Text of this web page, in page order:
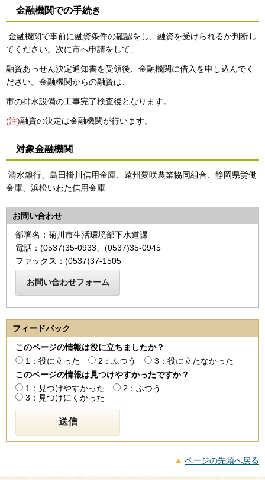
金融機関での手続き
金融機関で事前に融資条件の確認をし、融資を受けられるか判断し
てください。次に市へ申請をして、
融資あっせん決定通知書を受領後、金融機関に借入を申し込んでく
ださい。金融機関からの融資は、
市の排水設備の工事完了検査後となります。
(注)融資の決定は金融機関が行います。
対象金融機関
清水銀行、島田掛川信用金庫、遠州夢咲農業協同組合、静岡県労働
金庫、浜松いわた信用金庫
お問い合わせ
部署名：菊川市生活環境部下水道課
電話：(0537)35-0933、(0537)35-0945
ファックス：(0537)37-1505
フィードバック
このページの情報は役に立ちましたか？
1：役に立った
2：ふつう
3：役に立たなかった
このページの情報は見つけやすかったですか？
1：見つけやすかった
2：ふつう
3：見つけにくかった
ページの先頭へ戻る